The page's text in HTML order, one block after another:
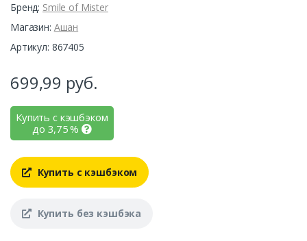
Бренд: Smile of Mister
Магазин: Ашан
Артикул: 867405
699,99 руб.
Купить с кэшбэком
до 3,75%
Купить с кэшбэком
Купить без кэшбэка